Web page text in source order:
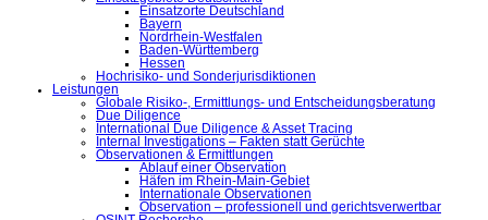
Einsatzorte Deutschland
Bayern
Nordrhein-Westfalen
Baden-Württemberg
Hessen
Hochrisiko- und Sonderjurisdiktionen
Leistungen
Globale Risiko-, Ermittlungs- und Entscheidungsberatung
Due Diligence
International Due Diligence & Asset Tracing
Internal Investigations – Fakten statt Gerüchte
Observationen & Ermittlungen
Ablauf einer Observation
Häfen im Rhein-Main-Gebiet
Internationale Observationen
Observation – professionell und gerichtsverwertbar